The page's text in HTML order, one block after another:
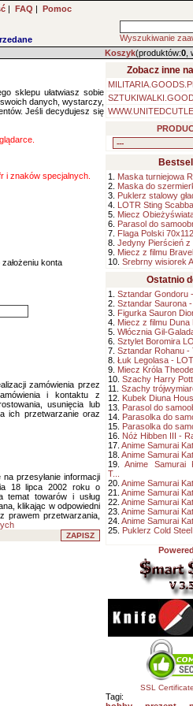
| FAQ | Pomoc
Wyszukiwanie
Koszyk(produktów:0
sklepu ułatwiasz sobie
danych, wystarczy,
Jeśli decydujesz się
i znaków specjalnych.
konta
zamówienia przez
i kontaktu z
usunięcia lub
ich przetwarzanie oraz
przesyłanie informacji
18 lipca 2002 roku o
temat towarów i usług
klikając w odpowiedni
prawem przetwarzania,
Zobacz inne
MILITARIA.GOODS.PL
1. Maska turniejowa
2. Maska do
3. Puklerz stalowy
4. LOTR Sting
5. Miecz
6. Parasol do
7. Flaga Polski
8. Jedyny Pierścień z
9. Miecz z filmu
10. Srebrny wisiorek
Ostatnio
1. Sztandar Gondoru
2. Sztandar Saurona -
3. Figurka Sauron
4. Miecz z filmu Duna
5. Włócznia Gil-
6. Sztylet Boromira
7. Sztandar Rohanu -
8. Łuk Legolasa -
9. Miecz Króla
10. Szachy Harry
11. Szachy
12. Kubek Diuna
13. Parasol do
14. Parasolka do
15. Parasolka do
16. Nóż Hibben III -
17. Anime Samurai
18. Anime Samurai
19.Anime Samurai
T...
20. Anime Samurai
21. Anime Samurai
22. Anime Samurai
23. Anime Samurai
24. Anime Samurai
25. Puklerz Cold Steel
SSL
Tagi: